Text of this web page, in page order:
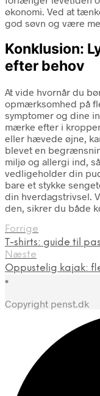
økonomi. Ved at
god søvn og være
Konklusion:
efter behov
At vide hvornår du
opmærksomhed på
symptomer og dine
mærke efter i
eller hævede øjne,
blevet en
miljø og allergi ind,
vedligeholder din
bare et stykke
din hverdagstrivsel.
den, sikrer du både
Forrige
T-shirts: guide til
Næste
Oppustelig kajak:
•
Copyright penst.dk